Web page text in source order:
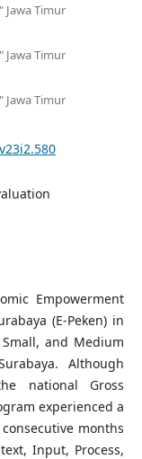
Jawa Timur
Jawa Timur
Jawa Timur
Empowerment
(E-Peken) in
and Medium
Although
national Gross
experienced a
months
Input, Process,